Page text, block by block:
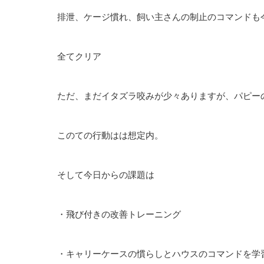
排泄、ケージ慣れ、飼い主さんの制止のコマンドも
全てクリア
ただ、まだイタズラ咬みが少々ありますが、パピー
このての行動はは想定内。
そして今日からの課題は
・飛び付きの改善トレーニング
・キャリーケースの慣らしとハウスのコマンドを学